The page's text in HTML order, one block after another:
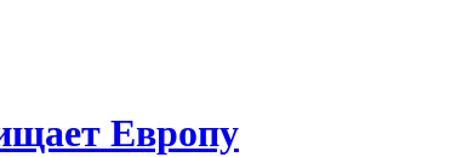
Европу